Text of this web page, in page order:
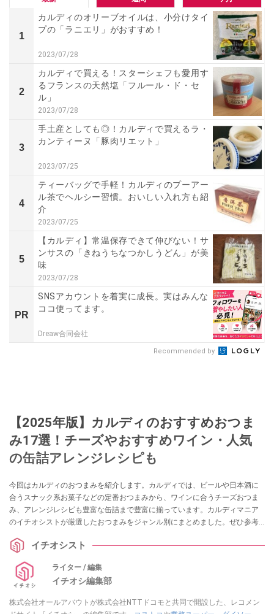
1
カルディのオリーブオイルは、小分けタイ
プの「ラニエリ」がおすすめ！
2023/07/28
2
カルディで買える！スターシェフも愛用す
るフランスの天然塩「フルール・ド・セ
ル」
2023/07/28
3
手土産としても◎！カルディで買えるラ・
カンティーヌ「豚肉リエット」
2023/07/25
4
ティーバッグで手軽！カルディのプーアー
ル茶でヘルシー習慣。おいしい入れ方も紹
介
2023/07/25
5
【カルディ】常温保存できて伸びない！サ
ンサスの「きねうちなつかしうどん」が美
味
2023/07/28
PR
SNSアカウントを着実に成長。実はみんな
ココ使ってます。
Dreaw合同会社
Recommended by
【2025年版】カルディのおすすめおつま
み17選！チーズやおすすめワイン・人気
の缶詰アレンジレシピも
今回はカルディのおつまみを紹介します。カルディでは、ビールや日本酒に
合うスナック系お菓子などの定番おつまみから、ワインに合うチーズおつま
み、アレンジレシピも豊富な缶詰まで豊富に揃っています。カルディマニア
のイチオシストが厳選したおつまみをジャンル別にまとめました。ぜひ参考
イチオシスト
ライター / 編集
イチオシ編集部
株式会社オールアバウトが株式会社NTTドコモと共同で開設した、レコメン